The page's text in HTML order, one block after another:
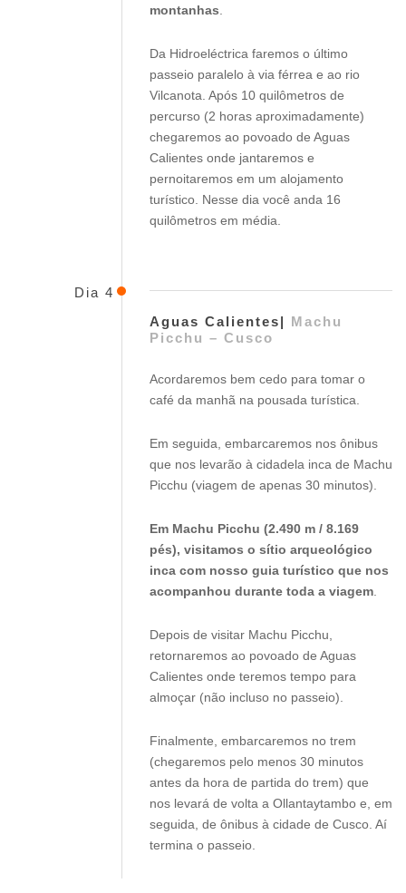
montanhas.
Da Hidroeléctrica faremos o último
passeio paralelo à via férrea e ao rio
Vilcanota. Após 10 quilômetros de
percurso (2 horas aproximadamente)
chegaremos ao povoado de Aguas
Calientes onde jantaremos e
pernoitaremos em um alojamento
turístico. Nesse dia você anda 16
quilômetros em média.
Dia 4
Aguas Calientes| Machu
Picchu – Cusco
Acordaremos bem cedo para tomar o
café da manhã na pousada turística.
Em seguida, embarcaremos nos ônibus
que nos levarão à cidadela inca de Machu
Picchu (viagem de apenas 30 minutos).
Em Machu Picchu (2.490 m / 8.169
pés), visitamos o sítio arqueológico
inca com nosso guia turístico que nos
acompanhou durante toda a viagem.
Depois de visitar Machu Picchu,
retornaremos ao povoado de Aguas
Calientes onde teremos tempo para
almoçar (não incluso no passeio).
Finalmente, embarcaremos no trem
(chegaremos pelo menos 30 minutos
antes da hora de partida do trem) que
nos levará de volta a Ollantaytambo e, em
seguida, de ônibus à cidade de Cusco. Aí
termina o passeio.